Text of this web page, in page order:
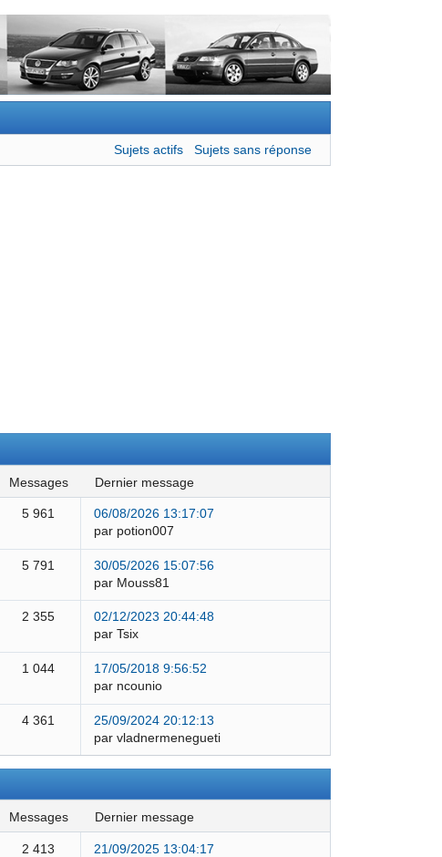
Sujets actifs Sujets sans réponse
messages dernier message
5 961
06/08/2026 13:17:07
par potion007
5 791
30/05/2026 15:07:56
par Mouss81
2 355
02/12/2023 20:44:48
par Tsix
1 044
17/05/2018 9:56:52
par ncounio
4 361
25/09/2024 20:12:13
par vladnermenegueti
messages dernier message
2 413
21/09/2025 13:04:17